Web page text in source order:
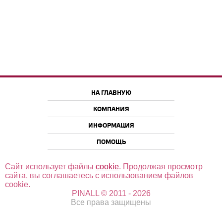
НА ГЛАВНУЮ
КОМПАНИЯ
ИНФОРМАЦИЯ
ПОМОЩЬ
Сайт использует файлы cookie. Продолжая просмотр
сайта, вы соглашаетесь с использованием файлов
cookie.
PINALL © 2011 - 2026
Все права защищены